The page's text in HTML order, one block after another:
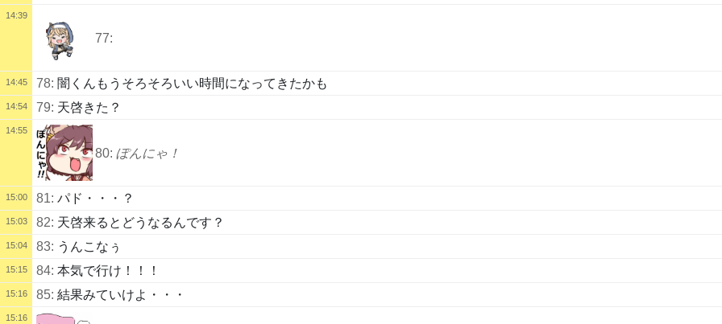
14:39
77:
14:45 78: 闇くんもうそろそろいい時間になってきたかも
14:54 79: 天啓きた？
14:55
80: ぽんにゃ！
15:00 81: パド・・・？
15:03 82: 天啓来るとどうなるんです？
15:04 83: うんこなぅ
15:15 84: 本気で行け！！！
15:16 85: 結果みていけよ・・・
15:16